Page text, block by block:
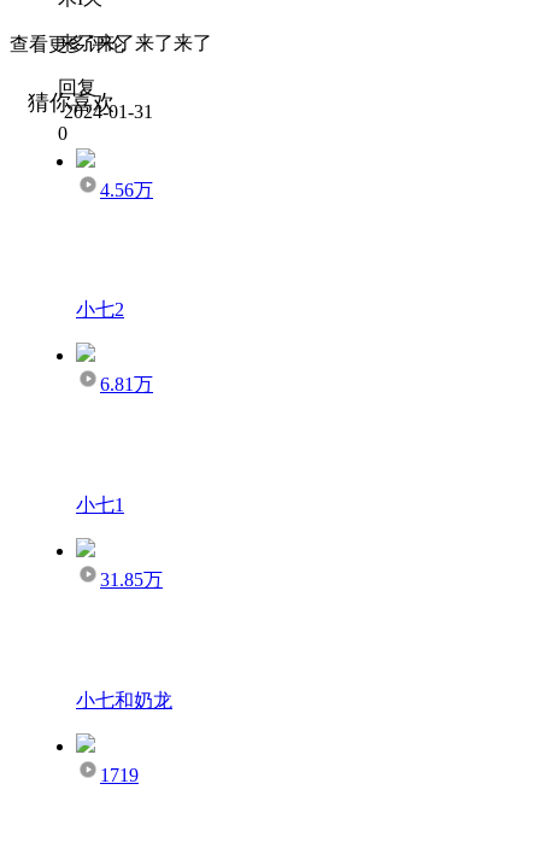
来了来了来了来了
回复
2024-01-31
0
查看更多评论
猜你喜欢
4.56万
小七2
6.81万
小七1
31.85万
小七和奶龙
1719